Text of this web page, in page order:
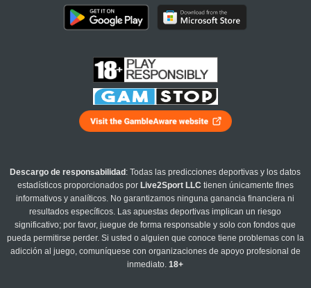
Descargo de responsabilidad : Todas las predicciones deportivas y los datos
estadísticos proporcionados por Live2Sport LLC tienen únicamente fines
informativos y analíticos. No garantizamos ninguna ganancia financiera ni
resultados específicos. Las apuestas deportivas implican un riesgo
significativo; por favor, juegue de forma responsable y solo con fondos que
pueda permitirse perder. Si usted o alguien que conoce tiene problemas con la
adicción al juego, comuníquese con organizaciones de apoyo profesional de
inmediato.18+